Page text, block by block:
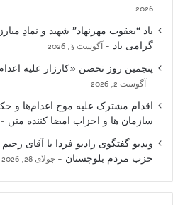
2026
یاد “یعقوب مهرنهاد” شهید و نمادِ
گرامی باد
آگوست 3, 2026
پنجمین روز تحصن «کارزار علیه
آگوست 2, 2026
اقدام مشترک علیه موج اعدام‌ها و
سازمان ها و احزاب امضا کننده متن
ویدیو گفتگوی رادیو فردا با آقای
حزب مردم بلوچستان
جولای 28, 2026